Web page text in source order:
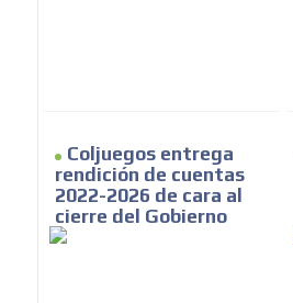
Coljuegos entrega
rendición de cuentas
2022-2026 de cara al
cierre del Gobierno